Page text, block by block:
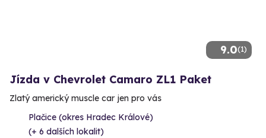
9.0(1)
Jízda v Chevrolet Camaro ZL1 Paket
Zlatý americký muscle car jen pro vás
Plačice (okres Hradec Králové)
(+ 6 dalších lokalit)